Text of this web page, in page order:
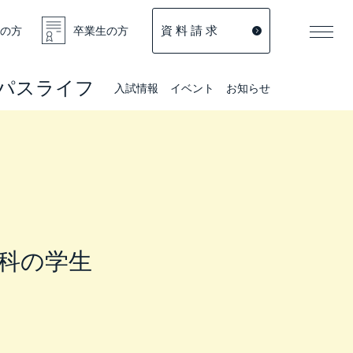
方 卒業生の方 資 料 請 求
スライフ 入試情報 イベント お知らせ
の学生